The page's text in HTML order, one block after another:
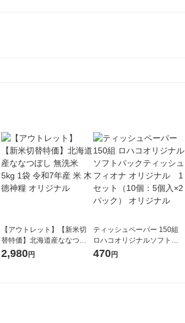
【アウトレット】【新米切
替特価】北海道産ななつぼ
し 無洗米 5kg 1袋 令和7年産
2,980円
ティッシュペーパー 150組
ロハコオリジナルソフトパ
ックティッシュ フィオナ オ
470円